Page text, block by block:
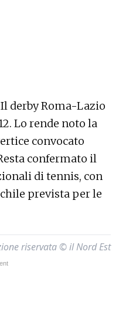
derby Roma-Lazio
Lo rende noto la
convocato
confermato il
di tennis, con
prevista per le
riservata © il Nord Est